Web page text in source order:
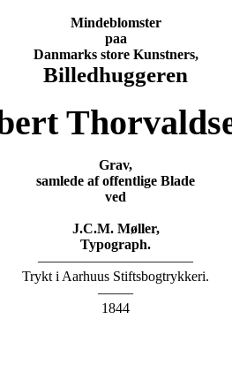
Mindeblomster
paa
Danmarks store Kunstners,
Billedhuggeren
Grav,
samlede af offentlige Blade
ved
J.C.M. Møller,
Typograph.
––––––––––––––––––––––
Trykt i Aarhuus Stiftsbogtrykkeri.
–––––
1844